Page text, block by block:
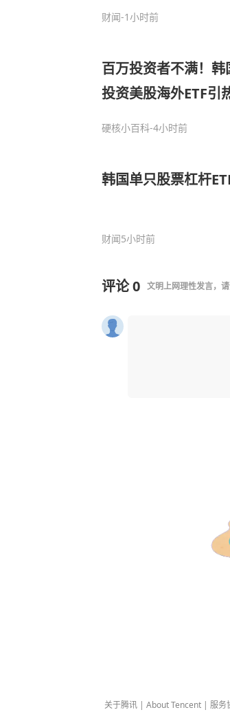
财闻-1小时前
百万投资者不满！
投资美股海外ETF引
硬核小百科-4小时前
韩国单只股票杠杆
财闻5小时前
评论0 文明上网理性发言，
关于腾讯 | About Tencent | 服务